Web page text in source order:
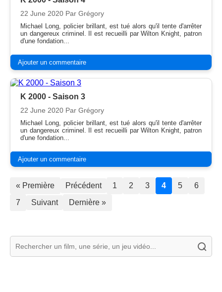
22 June 2020 Par Grégory
Michael Long, policier brillant, est tué alors qu'il tente d'arrêter
un dangereux criminel. Il est recueilli par Wilton Knight, patron
d'une fondation...
Ajouter un commentaire
K 2000 - Saison 3
22 June 2020 Par Grégory
Michael Long, policier brillant, est tué alors qu'il tente d'arrêter
un dangereux criminel. Il est recueilli par Wilton Knight, patron
d'une fondation...
Ajouter un commentaire
« Première Précédent 1 2 3 4 5
6
7
Suivant Dernière »